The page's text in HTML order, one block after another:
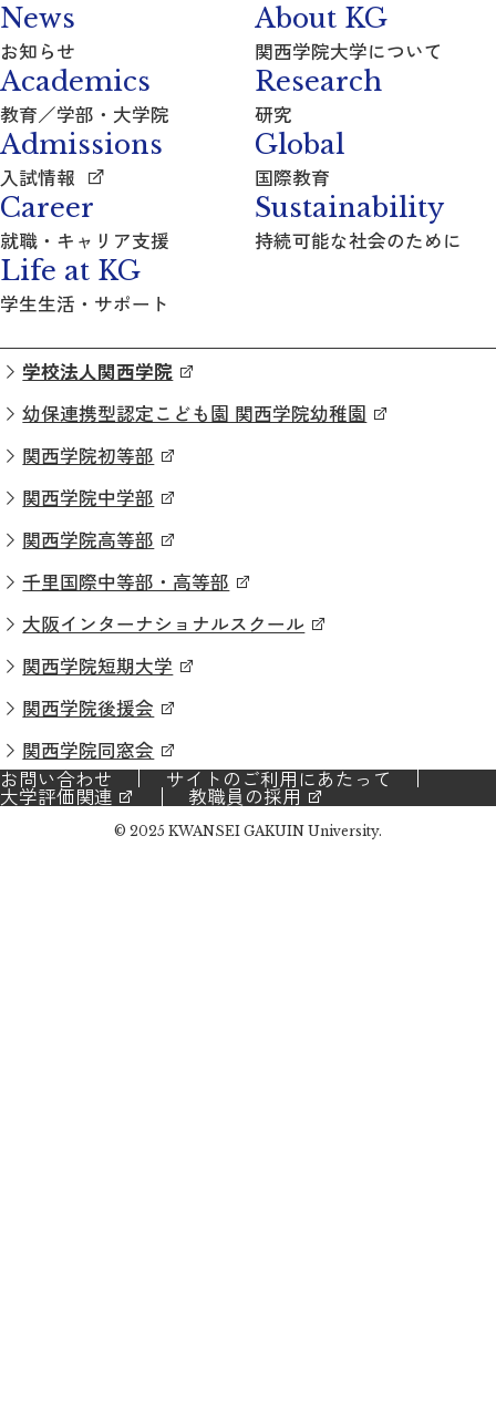
News
お知らせ
About KG
関西学院大学について
Academics
教育／学部・大学院
Research
研究
Admissions
入試情報
Global
国際教育
Career
就職・キャリア支援
Sustainability
持続可能な社会のために
Life at KG
学生生活・サポート
学校法人関西学院
幼保連携型認定こども園 関西学院幼稚園
関西学院初等部
関西学院中学部
関西学院高等部
千里国際中等部・高等部
大阪インターナショナルスクール
関西学院短期大学
関西学院後援会
関西学院同窓会
お問い合わせ
サイトのご利用にあたって
大学評価関連 教職員の採用
© 2025 KWANSEI GAKUIN University.